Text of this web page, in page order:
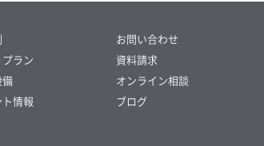
プラン
備
ト情報
お問い合わせ
資料請求
オンライン相談
ブログ